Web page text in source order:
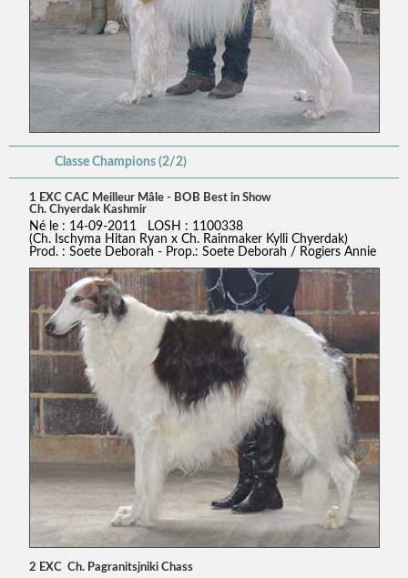
Classe Champions (2/2)
1 EXC CAC Meilleur Mâle - BOB Best in Show
Ch. Chyerdak Kashmir
Né le : 14-09-2011 LOSH : 1100338
(Ch. Ischyma Hitan Ryan x Ch. Rainmaker Kylli Chyerdak)
Prod. : Soete Deborah - Prop.: Soete Deborah / Rogiers Annie
2 EXC Ch. Pagranitsjniki Chass